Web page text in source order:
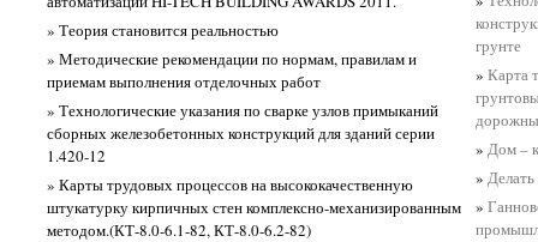
» Теория становится реальностью
» Методические рекомендации по нормам, правилам и
приемам выполнения отделочных работ
» Технологические указания по сварке узлов примыканий
сборных железобетонных конструкций для зданий серии
1.420-12
» Карты трудовых процессов на высококачественную
штукатурку кирпичных стен комплексно-механизированным
методом.(КТ-8.0-6.1-82, КТ-8.0-6.2-82)
грунте
» Карта
» Дом –
»
»